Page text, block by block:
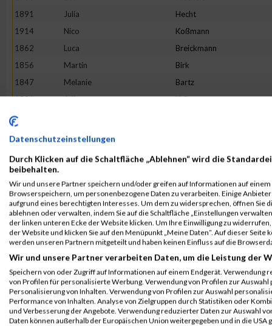
1891
Julia Hecht
1914
Nico Koßmann
1862
Luca Breickmann
1856
Martin Birk
1847
Melanie Bartz
1921
Julia Krüger
1984
1901
1916
Karolina Anna Kraus
1925
Florian Kuzaj
1941
Dominik Noeske
1924
Tim Kurzhals
1842
Svenja
1894
Michaela Henrich
1978
David Sokol
1878
Peter Drenda
1911
Dirk Konisch
Datenschutzeinstellungen
Durch Klicken auf die Schaltfläche „Ablehnen“ wird die
beibehalten.
Wir und unsere Partner speichern und/oder greifen auf Informationen auf einem
Browserspeichern, um personenbezogene Daten zu verarbeiten. Einige
aufgrund eines berechtigten Interesses. Um dem zu widersprechen, öffnen Sie
ablehnen oder verwalten, indem Sie auf die Schaltfläche „Einstellungen
der linken unteren Ecke der Website klicken. Um Ihre Einwilligung zu
der Website und klicken Sie auf den Menüpunkt „Meine Daten“. Auf dieser
werden unseren Partnern mitgeteilt und haben keinen Einfluss auf die
Wir und unsere Partner verarbeiten Daten, um die Leistung der
Speichern von oder Zugriff auf Informationen auf einem Endgerät. Verwendung
von Profilen für personalisierte Werbung. Verwendung von Profilen zur
Personalisierung von Inhalten. Verwendung von Profilen zur Auswahl
Performance von Inhalten. Analyse von Zielgruppen durch Statistiken oder
und Verbesserung der Angebote. Verwendung reduzierter Daten zur Auswahl
Daten können außerhalb der Europäischen Union weitergegeben und in die USA